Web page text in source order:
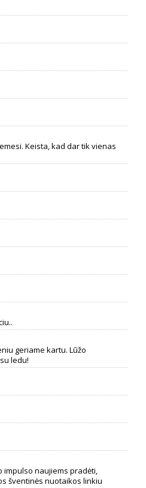
Keista, kad dar tik vienas
geriame kartu. Lūžo
ledu!
impulso naujiems pradėti,
šventinės nuotaikos linkiu